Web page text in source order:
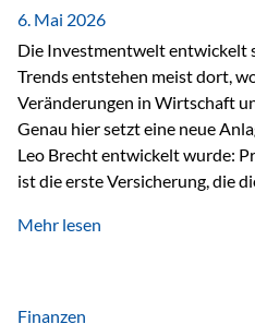
6. Mai 2026
Die Investmentwelt entwickelt
Trends entstehen meist dort,
Veränderungen in Wirtschaft
Genau hier setzt eine neue
Leo Brecht entwickelt wurde:
ist die erste Versicherung, die
Vorreiter. Warum auf das
Wirtschaftswachstum,
Mehr lesen
Finanzen